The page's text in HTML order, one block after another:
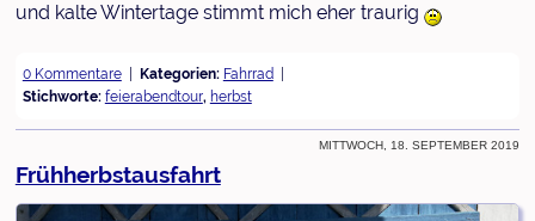
und kalte Wintertage stimmt mich eher traurig
0 Kommentare Kategorien: Fahrrad
Stichworte: feierabendtour, herbst
Mittwoch, 18. September 2019
Frühherbstausfahrt